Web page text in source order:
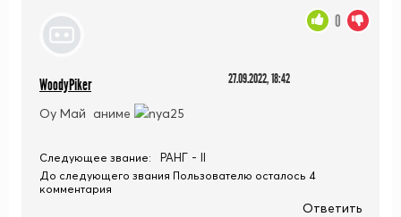
WoodyPiker 27.09.2022, 18:42
Оу Май аниме
0
Следующее звание: РАНГ - II
До следующего звания Пользователю осталось 4
комментария
Ответить